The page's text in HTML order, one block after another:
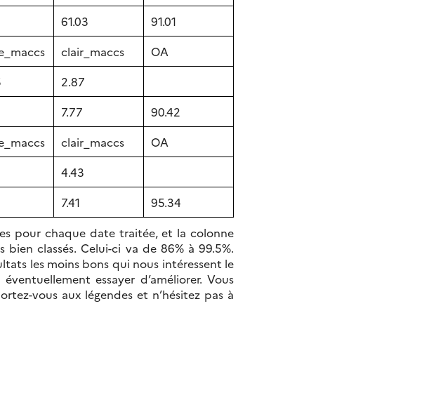
61.03
91.01
clair_maccs
OA
2.87
7.77
90.42
clair_maccs
OA
4.43
7.41
95.34
pour chaque date traitée, et la colonne
classés. Celui-ci va de 86% à 99.5%.
les moins bons qui nous intéressent le
essayer d’améliorer. Vous
vous aux légendes et n’hésitez pas à